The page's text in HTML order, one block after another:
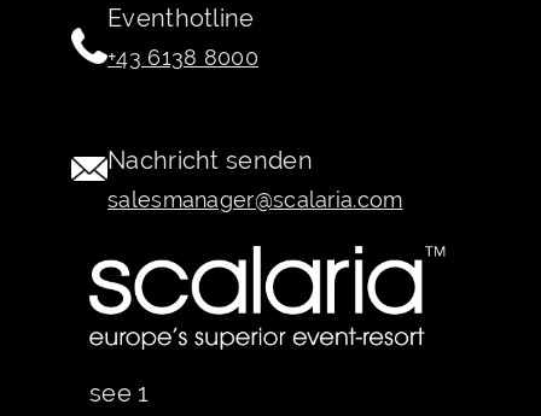
Eventhotline
+43 6138 8000
Nachricht senden
salesmanager@scalaria.com
see 1